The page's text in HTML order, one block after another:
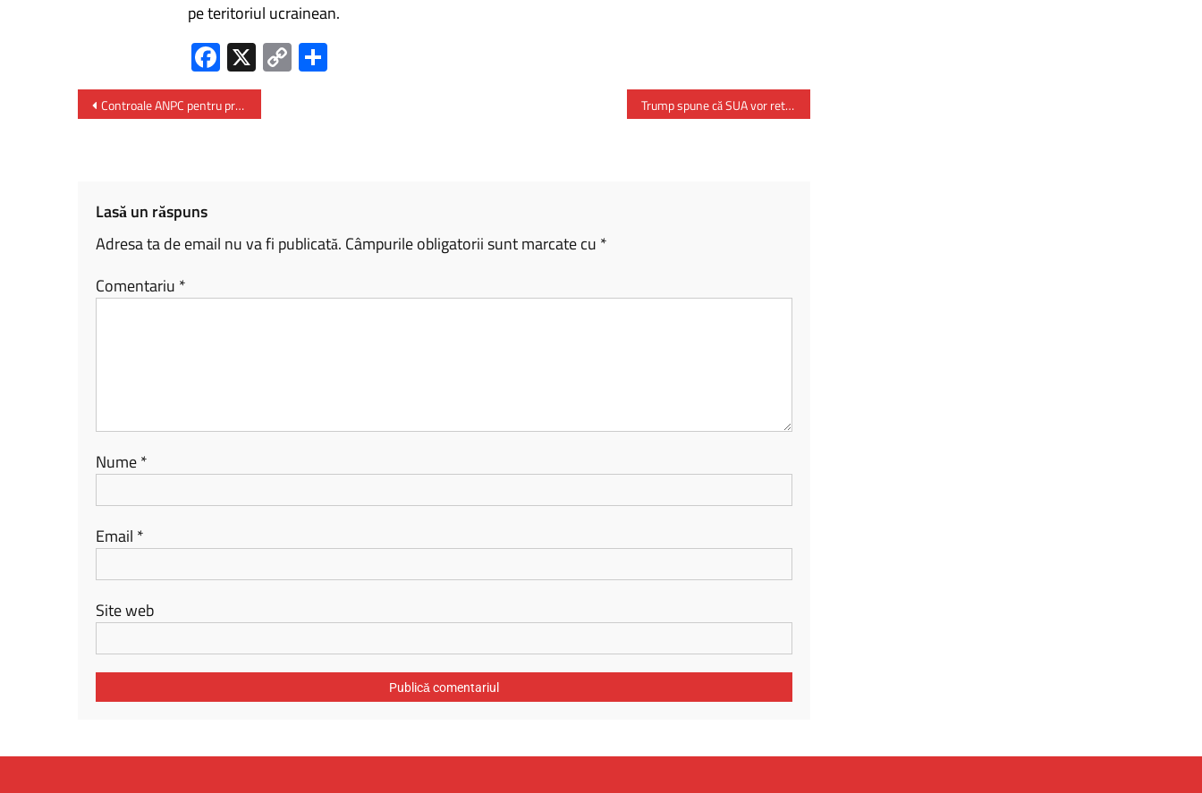
pe teritoriul ucrainean.
Fa
ce
b
X C
o
P
Controale ANPC pentru prevenirea comercializării produselor periculoase Trump spune că SUA vor retrage certificarea avioanelor Bombardier canadiene
Lasă un răspuns
Adresa ta de email nu va fi publicată. Câmpurile obligatorii sunt marcate cu *
Comentariu *
Nume*
Email *
Site web